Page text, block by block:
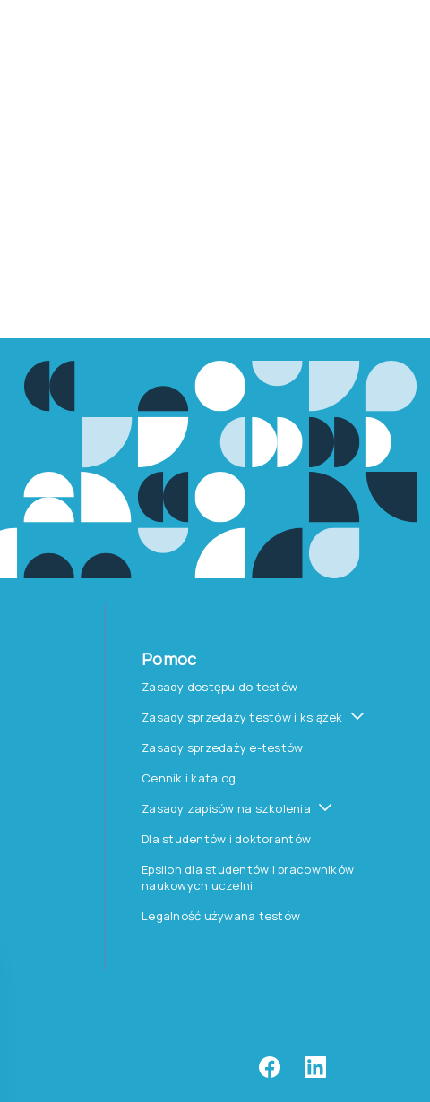
Pomoc
Zasady dostępu do testów
Zasady sprzedaży testów i książek
Zasady sprzedaży e-testów
Cennik i katalog
Zasady zapisów na szkolenia
Dla studentów i doktorantów
Epsilon dla studentów i pracowników
naukowych uczelni
Legalność używana testów